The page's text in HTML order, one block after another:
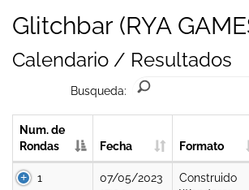
Glitchbar (RYA
Calendario / Resultados
Busqueda:
Num. de
Rondas
Fecha Formato
1
07/05/2023
Construido